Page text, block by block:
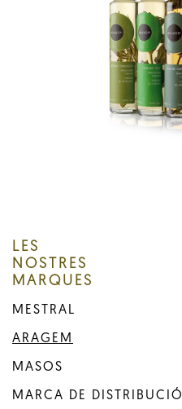
LES
NOSTRES
MARQUES
MESTRAL
ARAGEM
MASOS
MARCA DE DISTRIBUCIÓ